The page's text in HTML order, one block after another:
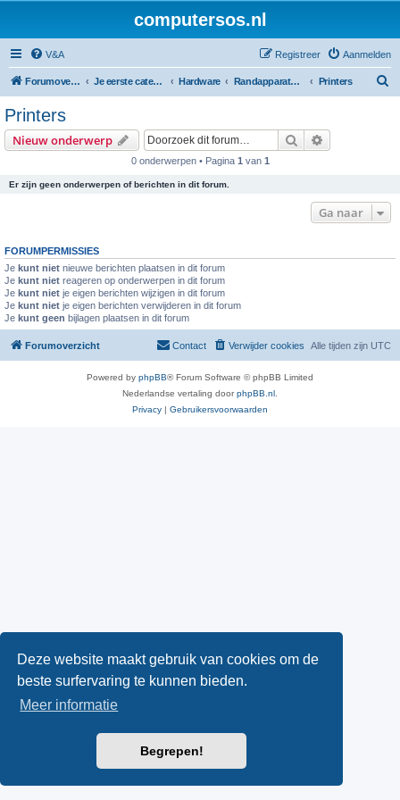
Deze website maakt gebruik van cookies om de
beste surfervaring te kunnen bieden.
Meer informatie
Begrepen!
computersos.nl
V&A Aanmelden
Registreer
Forumoverzicht Je eerste categorie Hardware Randapparatuur Printers
Printers
Nieuw onderwerp Zoek
0 onderwerpen • Pagina 1 van 1
Er zijn geen onderwerpen of berichten in dit forum.
Ga naar
FORUMPERMISSIES
Je kunt niet nieuwe berichten plaatsen in dit forum
Je kunt niet reageren op onderwerpen in dit forum
Je kunt niet je eigen berichten wijzigen in dit forum
Je kunt niet je eigen berichten verwijderen in dit forum
Je kunt geen bijlagen plaatsen in dit forum
Forumoverzicht Alle tijden zijn UTC
Verwijder cookies
Contact
Powered by phpBB® Forum Software © phpBB Limited
Nederlandse vertaling doorphpBB.nl
Privacy | Gebruikersvoorwaarden